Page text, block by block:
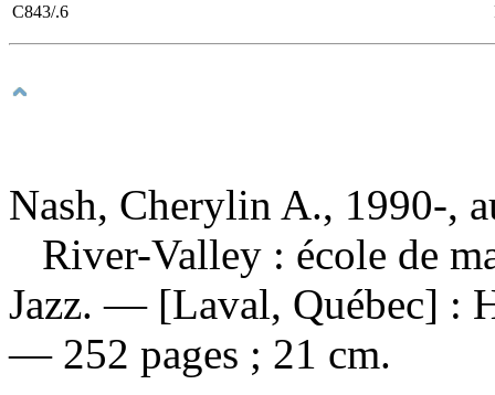
C843/.6
Nash, Cherylin A., 1990-,
River-Valley : école de
Jazz. — [Laval, Québec] :
— 252 pages ; 21 cm.